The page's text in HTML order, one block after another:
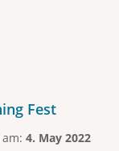
Fest
4. May 2022